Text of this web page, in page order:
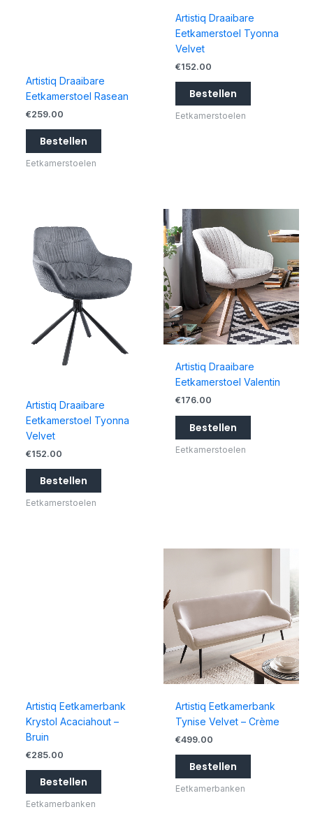
Artistiq Draaibare
Eetkamerstoel Rasean
€259.00
Bestellen
Eetkamerstoelen
Artistiq Draaibare
Eetkamerstoel Tyonna
Velvet
€152.00
Bestellen
Eetkamerstoelen
Artistiq Draaibare
Eetkamerstoel Tyonna
Velvet
€152.00
Bestellen
Eetkamerstoelen
Artistiq Draaibare
Eetkamerstoel Valentin
€176.00
Bestellen
Eetkamerstoelen
Artistiq Eetkamerbank
Krystol Acaciahout –
Bruin
€285.00
Bestellen
Eetkamerbanken
Artistiq Eetkamerbank
Tynise Velvet – Crème
€499.00
Bestellen
Eetkamerbanken